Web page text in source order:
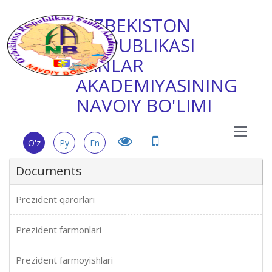
O'ZBEKISTON
RESPUBLIKASI
FANLAR
AKADEMIYASINING
NAVOIY BO'LIMI
Main
O'z Ру En
Documents
Prezident qarorlari
Prezident farmonlari
Prezident farmoyishlari